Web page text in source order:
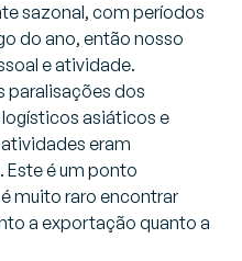
sazonal, com períodos
do ano, então nosso
e atividade.
paralisações dos
asiáticos e
eram
é um ponto
muito raro encontrar
a exportação quanto a